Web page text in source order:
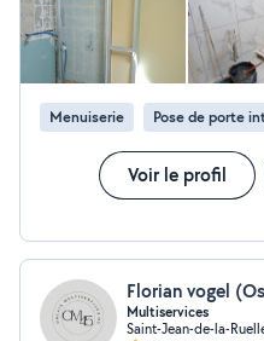
Menuiserie Pose de porte
Voir le profil
Florian vogel
Multiservices
Saint-Jean-de-la-